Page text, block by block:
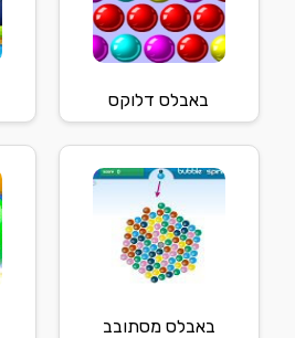
באבלס דלוקס
באבלס מסתובב